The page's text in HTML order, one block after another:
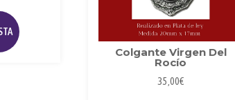
Colgante Virgen Del
Rocío
35,00€